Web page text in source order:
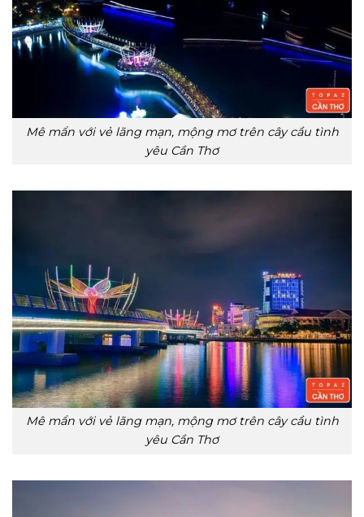
Mê mẩn với vẻ lãng mạn, mộng mơ trên cây cầu tình
yêu Cần Thơ
Mê mẩn với vẻ lãng mạn, mộng mơ trên cây cầu tình
yêu Cần Thơ